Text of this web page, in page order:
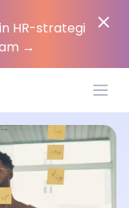
HR-strategi
→